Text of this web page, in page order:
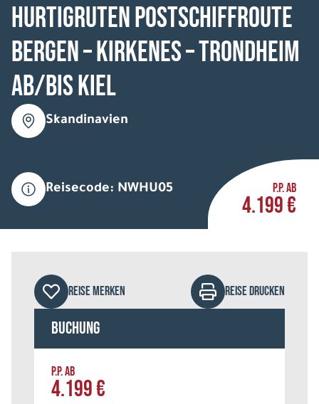
HURTIGRUTEN Postschiffroute
Bergen – Kirkenes – Trondheim
ab/bis Kiel
Skandinavien
Reisecode: NWHU05 P.P. AB
4.199 €
REISE MERKEN REISE DRUCKEN
Buchung
P.P. AB
4.199 €